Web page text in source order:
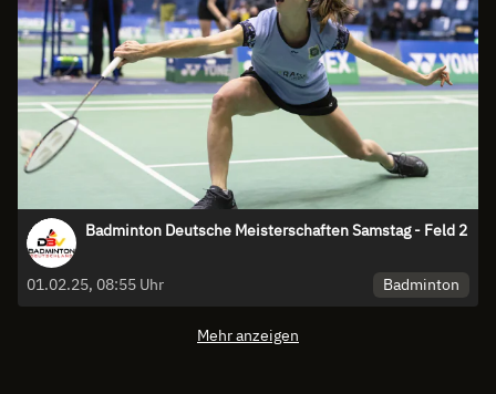
Badminton Deutsche Meisterschaften Samstag - Feld 2
01.02.25, 08:55 Uhr Badminton
Mehr anzeigen